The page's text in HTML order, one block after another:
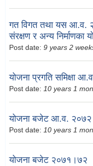
गत विगत तथा यस आ.व.
संरक्षण र अन्य निर्माणका
Post date: 9 years 2
योजना प्रगति समिक्षा
Post date: 10 years 1
योजना बजेट आ.व.
Post date: 10 years 1
योजना बजेट २०७१।७२